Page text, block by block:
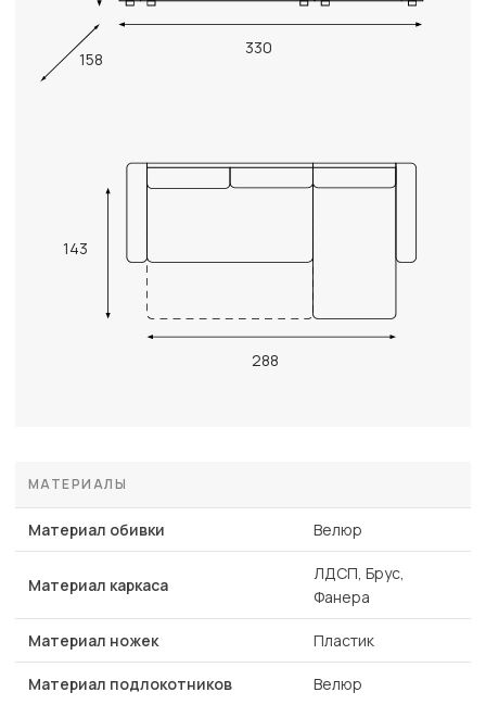
330
158
143
288
МАТЕРИАЛЫ
Материал обивки Велюр
Материал каркаса
ЛДСП, Брус,
Фанера
Материал ножек Пластик
Материал подлокотников Велюр